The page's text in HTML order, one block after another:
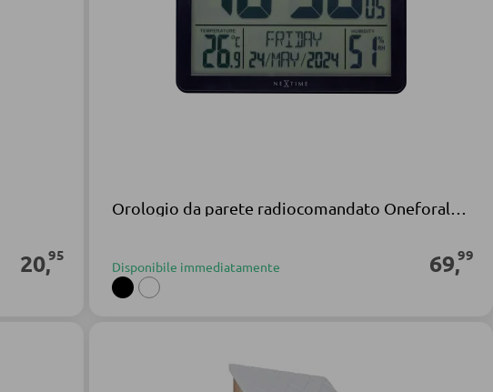
20,95
Disponibile immediatamente 69,99